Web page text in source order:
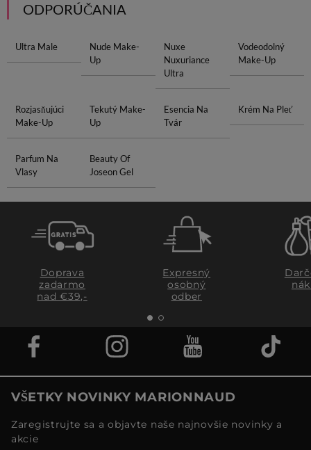
ODPORÚČANIA
Ultra Male
Nude Make-
Up
Nuxe
Nuxuriance
Ultra
Vodeodolný
Make-Up
Rozjasňujúci
Make-Up
Tekutý Make-
Up
Esencia Na
Tvár
Krém Na Pleť
Parfum Na
Vlasy
Beauty Of
Joseon Gel
Doprava
zadarmo
nad €39,-
Expresný
osobný
odber
VŠETKY NOVINKY MARIONNAUD
Zaregistrujte sa a objavte naše najnovšie novinky a
akcie